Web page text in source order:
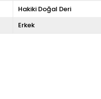
Hakiki Doğal Deri
Erkek